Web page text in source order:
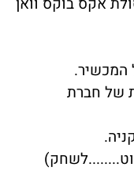
של חברת